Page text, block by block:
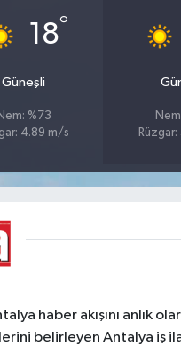
18°
Güneşli
%73
4.89 m/s
haber akışını anlık
belirleyen Antalya iş